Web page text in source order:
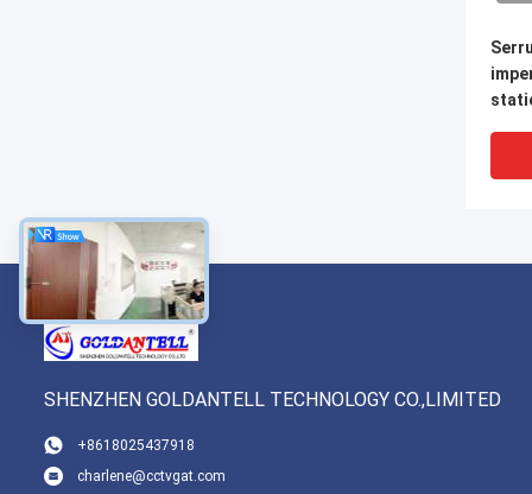
SHENZHEN GOLDANTELL TECHNOLOGY CO.,LIMITED
+8618025437918
charlene@cctvgat.com